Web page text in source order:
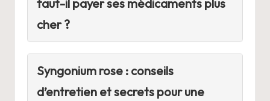
faut-il payer ses médicaments plus
cher ?
Syngonium rose : conseils
d’entretien et secrets pour une